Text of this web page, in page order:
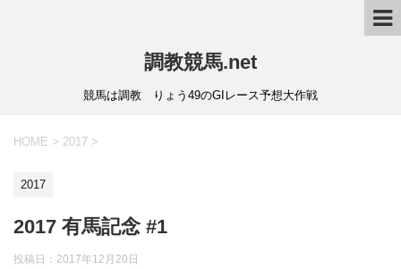
調教競馬.net
競馬は調教 りょう49のGIレース予想大作戦
HOME > 2017 >
2017
2017 有馬記念 #1
投稿日： 2017年12月20日